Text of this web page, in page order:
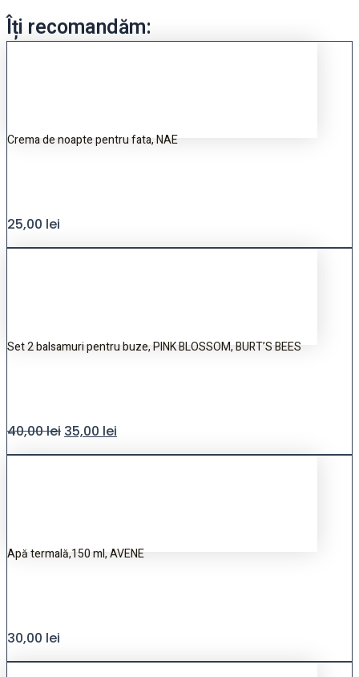
Îți recomandăm:
Crema de noapte pentru fata, NAE
25,00 lei
Set 2 balsamuri pentru buze, PINK BLOSSOM, BURT’S BEES
40,00lei 35,00 lei
Apă termală,150 ml, AVENE
30,00 lei